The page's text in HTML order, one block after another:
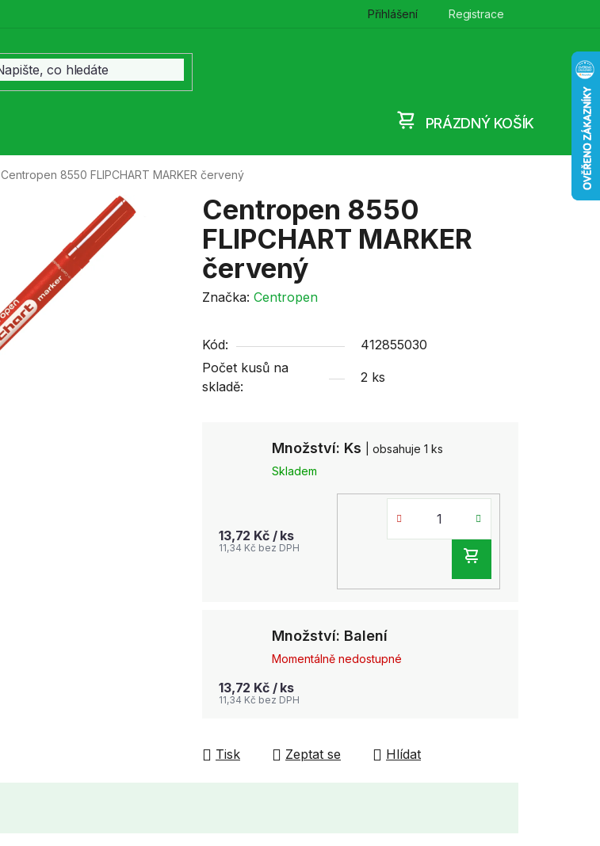
Přihlášení Registrace
PRÁZDNÝ KOŠÍK
Centropen 8550 FLIPCHART MARKER červený
Centropen 8550
FLIPCHART MARKER
červený
Značka: Centropen
Množství: Ks
| obsahuje 1 ks
Skladem
13,72 Kč / ks
11,34 Kč bez DPH
KOŠÍKU
Množství: Balení
Momentálně nedostupné
13,72 Kč / ks
11,34 Kč bez DPH
Kód:
412855030
Počet kusů na
skladě:
2 ks
Tisk Zeptat se Hlídat